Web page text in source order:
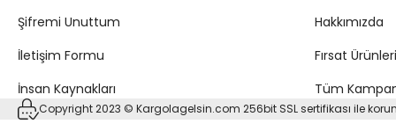
Şifremi Unuttum
İletişim Formu
İnsan Kaynakları
Hakkımızda
Fırsat Ürünleri
Tüm
Copyright 2023 © Kargolagelsin.com 256bit SSL sertifikası ile